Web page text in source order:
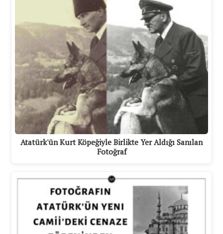
Atatürk'ün Kurt Köpeğiyle Birlikte Yer Aldığı Sanılan
Fotoğraf